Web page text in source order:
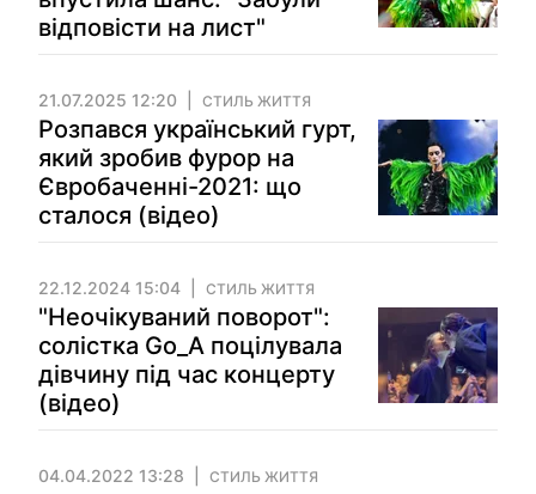
відповісти на лист"
21.07.2025 12:20 СТИЛЬ ЖИТТЯ
Розпався український гурт,
який зробив фурор на
Євробаченні-2021: що
сталося (відео)
22.12.2024 15:04 СТИЛЬ ЖИТТЯ
"Неочікуваний поворот":
солістка Go_A поцілувала
дівчину під час концерту
(відео)
04.04.2022 13:28 СТИЛЬ ЖИТТЯ